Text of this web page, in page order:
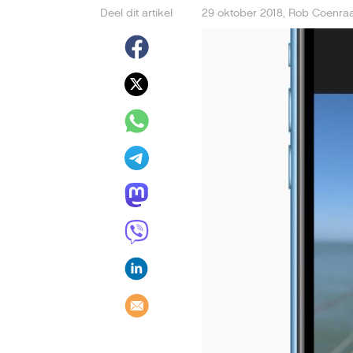
Deel dit artikel 29 oktober 2018, Rob